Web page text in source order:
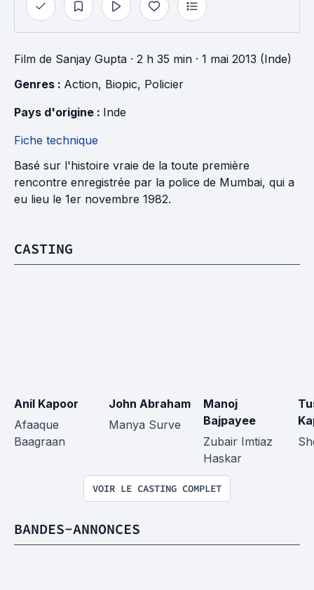
Film de Sanjay Gupta · 2 h 35 min · 1 mai 2013 (Inde)
Genres : Action, Biopic, Policier
Pays d'origine : Inde
Fiche technique
Basé sur l'histoire vraie de la toute première
rencontre enregistrée par la police de Mumbai, qui a
eu lieu le 1er novembre 1982.
CASTING
Anil Kapoor
Afaaque
Baagraan
John Abraham
Manya Surve
Manoj
Bajpayee
Zubair Imtiaz
Haskar
VOIR LE CASTING COMPLET
BANDES-ANNONCES